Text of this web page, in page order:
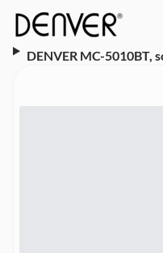
DENVER MC-5010BT,